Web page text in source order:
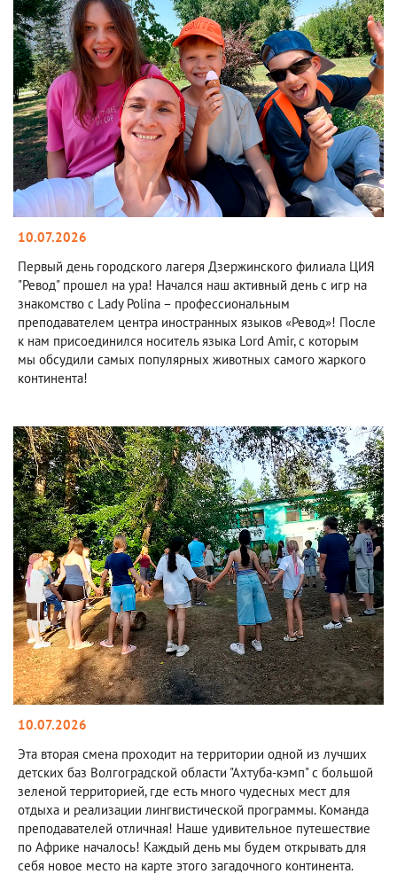
10.07.2026
Первый день городского лагеря Дзержинского филиала ЦИЯ
"Ревод" прошел на ура! Начался наш активный день с игр на
знакомство с Lady Polina – профессиональным
преподавателем центра иностранных языков «Ревод»! После
к нам присоединился носитель языка Lord Amir, с которым
мы обсудили самых популярных животных самого жаркого
континента!
10.07.2026
Эта вторая смена проходит на территории одной из лучших
детских баз Волгоградской области "Ахтуба-кэмп" с большой
зеленой территорией, где есть много чудесных мест для
отдыха и реализации лингвистической программы. Команда
преподавателей отличная! Наше удивительное путешествие
по Африке началось! Каждый день мы будем открывать для
себя новое место на карте этого загадочного континента.